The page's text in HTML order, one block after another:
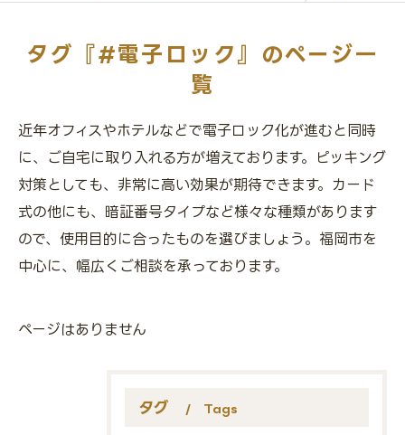
タグ『#電子ロック』のページ一
覧
近年オフィスやホテルなどで電子ロック化が進むと同時
に、ご自宅に取り入れる方が増えております。ピッキング
対策としても、非常に高い効果が期待できます。カード
式の他にも、暗証番号タイプなど様々な種類があります
ので、使用目的に合ったものを選びましょう。福岡市を
中心に、幅広くご相談を承っております。
ページはありません
タグ Tags